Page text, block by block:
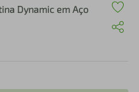
Dynamic em Aço